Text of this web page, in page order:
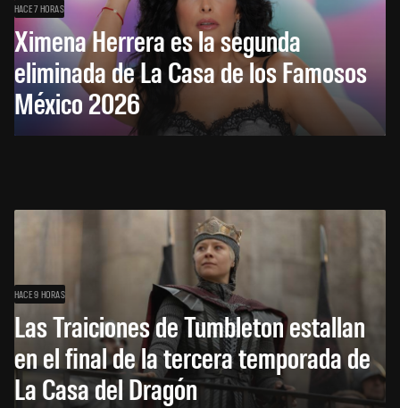
HACE 7 HORAS
Ximena Herrera es la segunda
eliminada de La Casa de los Famosos
México 2026
HACE 9 HORAS
Las Traiciones de Tumbleton estallan
en el final de la tercera temporada de
La Casa del Dragón